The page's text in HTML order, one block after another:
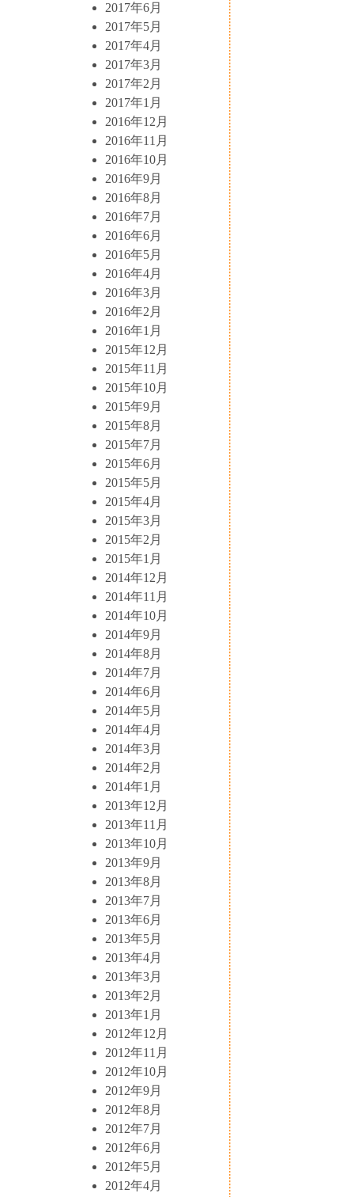
2017年6月
2017年5月
2017年4月
2017年3月
2017年2月
2017年1月
2016年12月
2016年11月
2016年10月
2016年9月
2016年8月
2016年7月
2016年6月
2016年5月
2016年4月
2016年3月
2016年2月
2016年1月
2015年12月
2015年11月
2015年10月
2015年9月
2015年8月
2015年7月
2015年6月
2015年5月
2015年4月
2015年3月
2015年2月
2015年1月
2014年12月
2014年11月
2014年10月
2014年9月
2014年8月
2014年7月
2014年6月
2014年5月
2014年4月
2014年3月
2014年2月
2014年1月
2013年12月
2013年11月
2013年10月
2013年9月
2013年8月
2013年7月
2013年6月
2013年5月
2013年4月
2013年3月
2013年2月
2013年1月
2012年12月
2012年11月
2012年10月
2012年9月
2012年8月
2012年7月
2012年6月
2012年5月
2012年4月